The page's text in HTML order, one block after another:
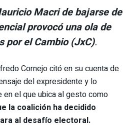
Macri de bajarse de
provocó una ola de
por el Cambio (JxC).
Cornejo citó en su cuenta de
del expresidente y lo
en el que ubica al gesto como
la coalición ha decidido
al desafío electoral.